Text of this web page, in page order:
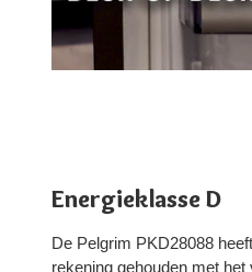
Energieklasse D
De Pelgrim PKD28088
rekening gehouden met